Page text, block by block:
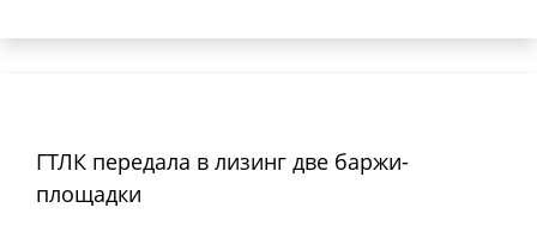
ГТЛК передала в лизинг две баржи-
площадки